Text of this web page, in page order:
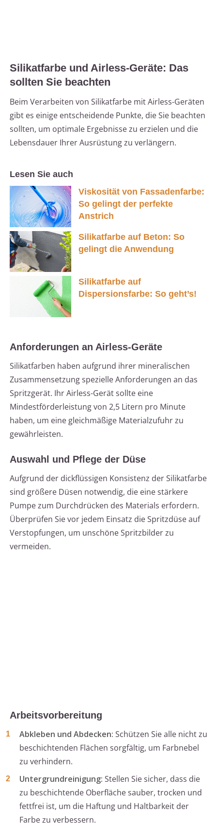
Silikatfarbe und Airless-Geräte: Das
sollten Sie beachten
Beim Verarbeiten von Silikatfarbe mit Airless-Geräten
gibt es einige entscheidende Punkte, die Sie beachten
sollten, um optimale Ergebnisse zu erzielen und die
Lebensdauer Ihrer Ausrüstung zu verlängern.
Lesen Sie auch
Viskosität von Fassadenfarbe:
So gelingt der perfekte
Anstrich
Silikatfarbe auf Beton: So
gelingt die Anwendung
Silikatfarbe auf
Dispersionsfarbe: So geht’s!
Anforderungen an Airless-Geräte
Silikatfarben haben aufgrund ihrer mineralischen
Zusammensetzung spezielle Anforderungen an das
Spritzgerät. Ihr Airless-Gerät sollte eine
Mindestförderleistung von 2,5 Litern pro Minute
haben, um eine gleichmäßige Materialzufuhr zu
gewährleisten.
Auswahl und Pflege der Düse
Aufgrund der dickflüssigen Konsistenz der Silikatfarbe
sind größere Düsen notwendig, die eine stärkere
Pumpe zum Durchdrücken des Materials erfordern.
Überprüfen Sie vor jedem Einsatz die Spritzdüse auf
Verstopfungen, um unschöne Spritzbilder zu
vermeiden.
Arbeitsvorbereitung
Abkleben und Abdecken: Schützen Sie alle nicht zu
beschichtenden Flächen sorgfältig, um Farbnebel
zu verhindern.
Untergrundreinigung: Stellen Sie sicher, dass die
zu beschichtende Oberfläche sauber, trocken und
fettfrei ist, um die Haftung und Haltbarkeit der
Farbe zu verbessern.